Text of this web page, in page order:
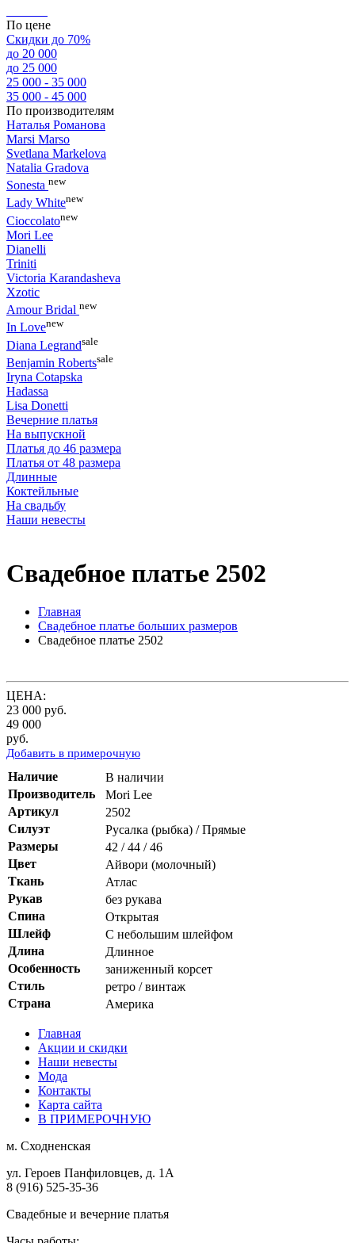
По цене
Скидки до 70%
до 20 000
до 25 000
25 000 - 35 000
35 000 - 45 000
По производителям
Наталья Романова
Marsi Marsо
Svetlana Markelova
Natalia Gradova
Sonesta new
Lady Whitenew
Cioccolatonew
Mori Lee
Dianelli
Triniti
Victoria Karandasheva
Xzotic
Amour Bridal new
In Lovenew
Diana Legrandsale
Benjamin Robertssale
Iryna Cotapska
Hadassa
Lisa Donetti
Вечерние платья
На выпускной
Платья до 46 размера
Платья от 48 размера
Длинные
Коктейльные
На свадьбу
Наши невесты
Свадебное платье 2502
Главная
Свадебное платье больших размеров
Свадебное платье 2502
ЦЕНА:
23 000 руб.
49 000
руб.
Добавить в примерочную
Наличие
В наличии
Производитель
Mori Lee
Артикул
2502
Силуэт
Русалка (рыбка) / Прямые
Размеры
42 / 44 / 46
Цвет
Айвори (молочный)
Ткань
Атлас
Рукав
без рукава
Спина
Открытая
Шлейф
С небольшим шлейфом
Длина
Длинное
Особенность
заниженный корсет
Стиль
ретро / винтаж
Страна
Америка
Главная
Акции и скидки
Наши невесты
Мода
Контакты
Карта сайта
В ПРИМЕРОЧНУЮ
м. Сходненская
ул. Героев Панфиловцев, д. 1А
8 (916) 525-35-36
Свадебные и вечерние платья